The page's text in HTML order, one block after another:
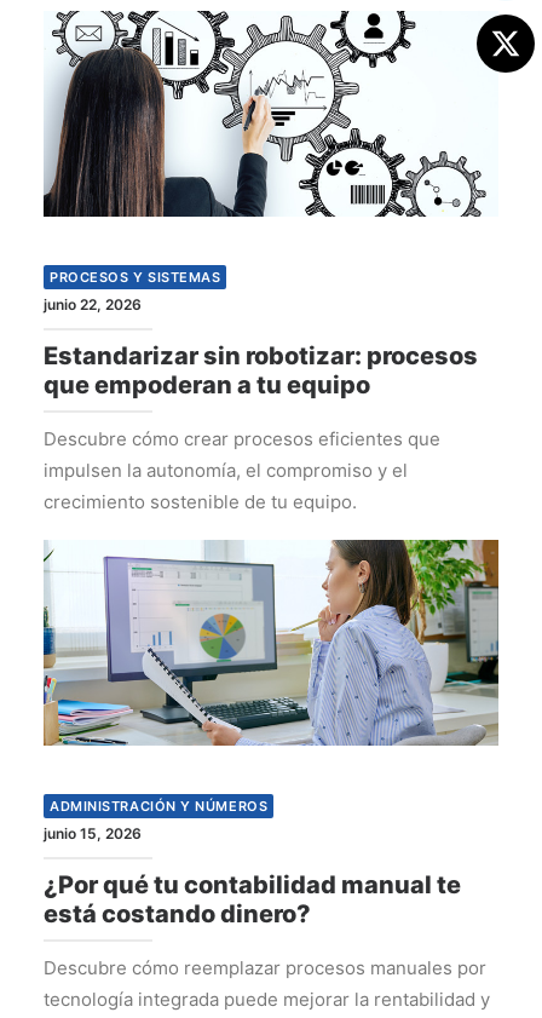
PROCESOS Y SISTEMAS
junio 22, 2026
Estandarizar sin robotizar: procesos
que empoderan a tu equipo
Descubre cómo crear procesos eficientes que
impulsen la autonomía, el compromiso y el
crecimiento sostenible de tu equipo.
ADMINISTRACIÓN Y NÚMEROS
junio 15, 2026
¿Por qué tu contabilidad manual te
está costando dinero?
Descubre cómo reemplazar procesos manuales por
tecnología integrada puede mejorar la rentabilidad y